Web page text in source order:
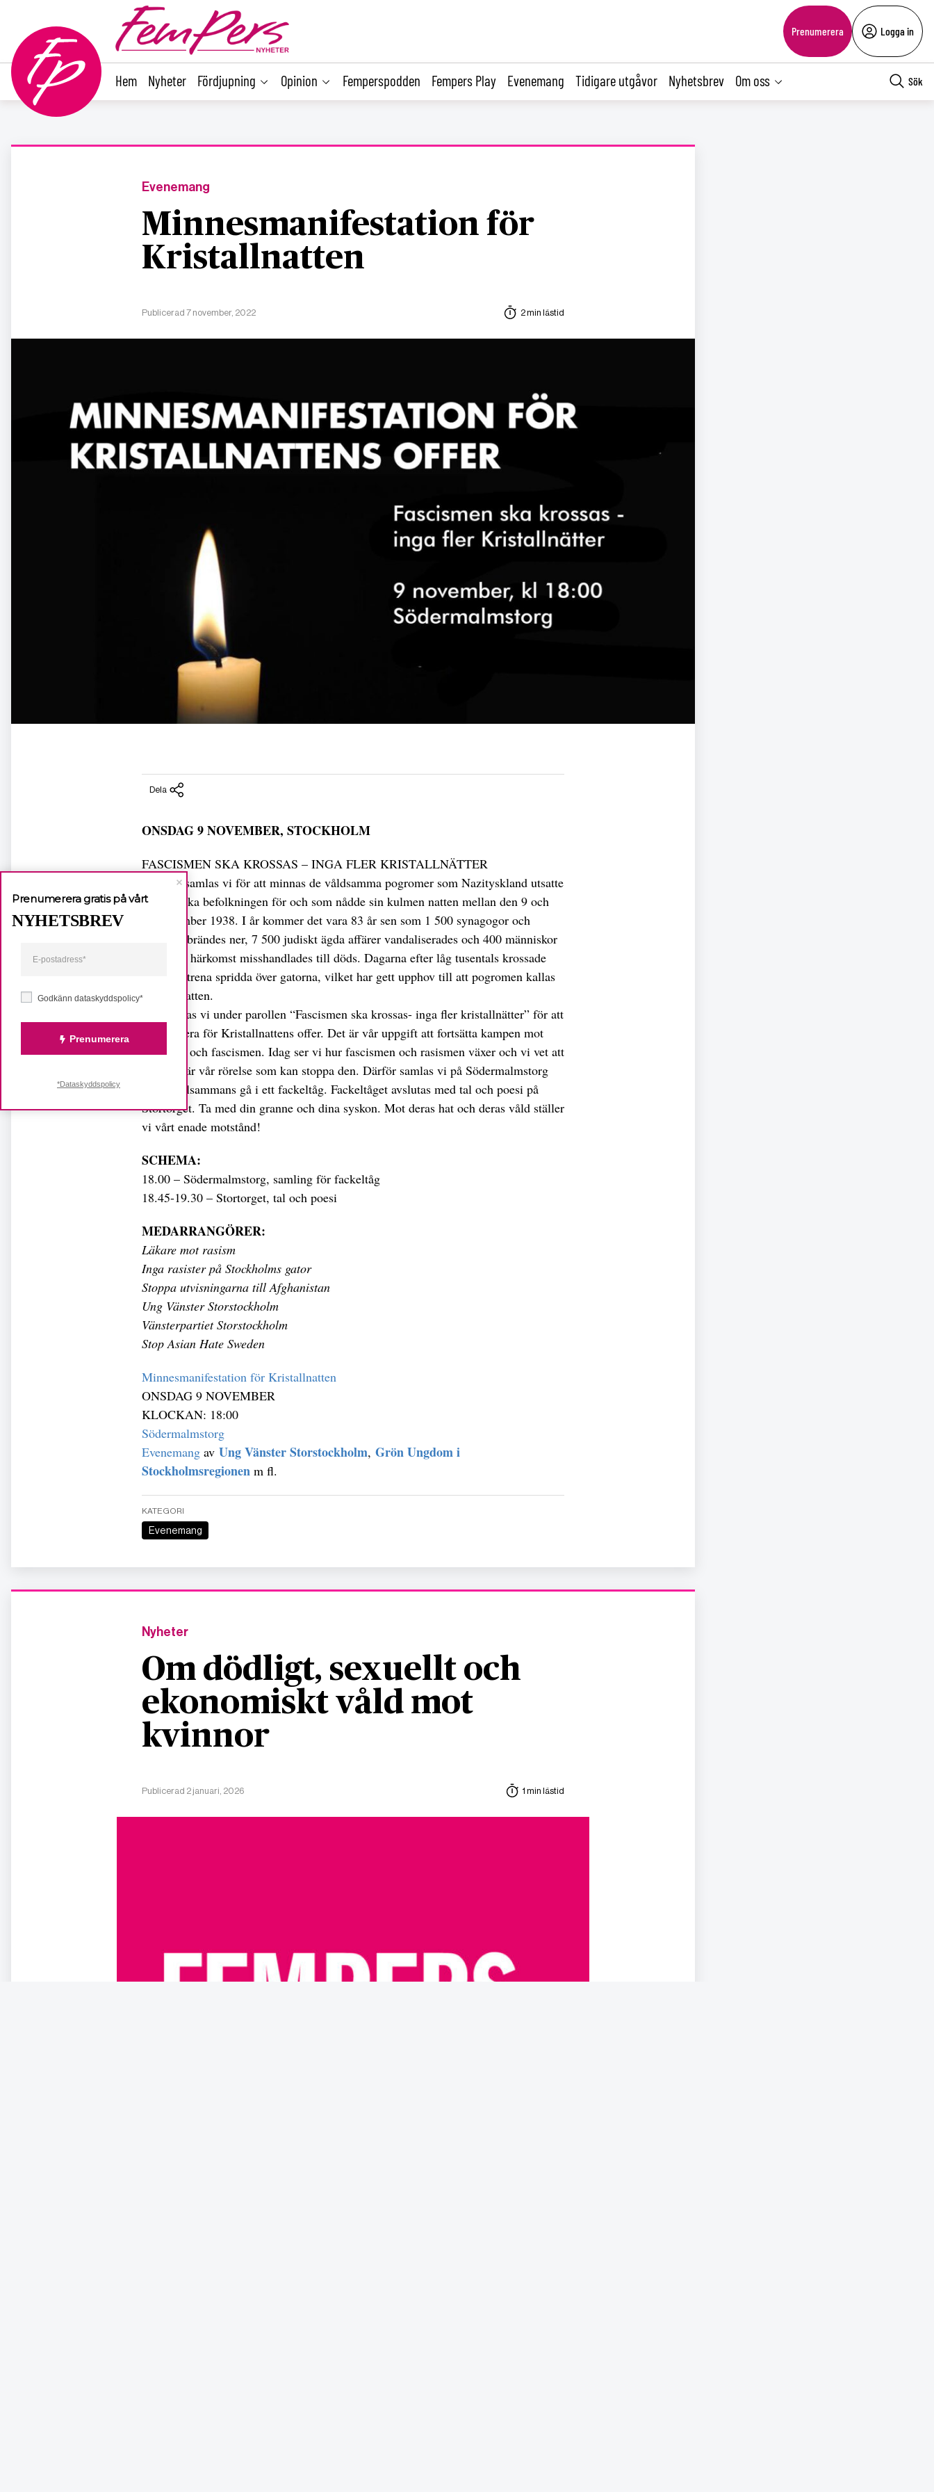
Prenumerera Logga in
Hem Nyheter Fördjupning Opinion Femperspodden Fempers Play Evenemang Tidigare utgåvor Nyhetsbrev Om oss Sök
Evenemang
Minnesmanifestation för
Kristallnatten
Publicerad 7 november, 2022 2 min lästid
Dela
ONSDAG 9 NOVEMBER, STOCKHOLM
FASCISMEN SKA KROSSAS – INGA FLER KRISTALLNÄTTER
Varje år samlas vi för att minnas de våldsamma pogromer som Nazityskland utsatte
den judiska befolkningen för och som nådde sin kulmen natten mellan den 9 och
10 november 1938. I år kommer det vara 83 år sen som 1 500 synagogor och
bönehus brändes ner, 7 500 judiskt ägda affärer vandaliserades och 400 människor
av judisk härkomst misshandlades till döds. Dagarna efter låg tusentals krossade
skyltfönstrena spridda över gatorna, vilket har gett upphov till att pogromen kallas
Kristallnatten.
I år samlas vi under parollen “Fascismen ska krossas- inga fler kristallnätter” för att
manifestera för Kristallnattens offer. Det är vår uppgift att fortsätta kampen mot
rasismen och fascismen. Idag ser vi hur fascismen och rasismen växer och vi vet att
det bara är vår rörelse som kan stoppa den. Därför samlas vi på Södermalmstorg
för att tillsammans gå i ett fackeltåg. Fackeltåget avslutas med tal och poesi på
Stortorget. Ta med din granne och dina syskon. Mot deras hat och deras våld ställer
vi vårt enade motstånd!
SCHEMA:
18.00 – Södermalmstorg, samling för fackeltåg
18.45-19.30 – Stortorget, tal och poesi
MEDARRANGÖRER:
Läkare mot rasism
Inga rasister på Stockholms gator
Stoppa utvisningarna till Afghanistan
Ung Vänster Storstockholm
Vänsterpartiet Storstockholm
Stop Asian Hate Sweden
Minnesmanifestation för Kristallnatten
ONSDAG 9 NOVEMBER
KLOCKAN: 18:00
Södermalmstorg
Evenemang av Ung Vänster Storstockholm, Grön Ungdom i
Stockholmsregionen m fl.
KATEGORI
Evenemang
Nyheter
Om dödligt, sexuellt och
ekonomiskt våld mot
kvinnor
Publicerad 2 januari, 2026 1 min lästid
Godkänn dataskyddspolicy*
Prenumerera
Prenumerera gratis på vårt
NYHETSBREV
*Dataskyddspolicy